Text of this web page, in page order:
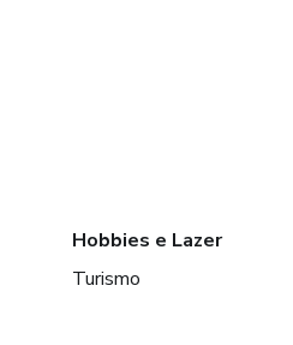
Hobbies e Lazer
Turismo